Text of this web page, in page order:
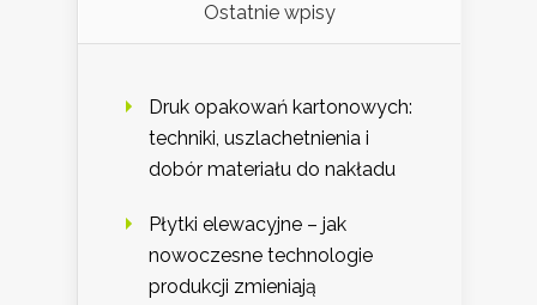
Ostatnie wpisy
Druk opakowań kartonowych:
techniki, uszlachetnienia i
dobór materiału do nakładu
Płytki elewacyjne – jak
nowoczesne technologie
produkcji zmieniają